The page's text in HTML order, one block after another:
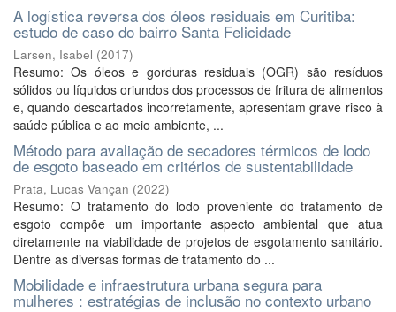
A logística reversa dos óleos residuais em Curitiba:
estudo de caso do bairro Santa Felicidade
Larsen, Isabel (2017)
Resumo: Os óleos e gorduras residuais (OGR) são resíduos
sólidos ou líquidos oriundos dos processos de fritura de alimentos
e, quando descartados incorretamente, apresentam grave risco à
saúde pública e ao meio ambiente, ...
Método para avaliação de secadores térmicos de lodo
de esgoto baseado em critérios de sustentabilidade
Prata, Lucas Vançan (2022)
Resumo: O tratamento do lodo proveniente do tratamento de
esgoto compõe um importante aspecto ambiental que atua
diretamente na viabilidade de projetos de esgotamento sanitário.
Dentre as diversas formas de tratamento do ...
Mobilidade e infraestrutura urbana segura para
mulheres : estratégias de inclusão no contexto urbano